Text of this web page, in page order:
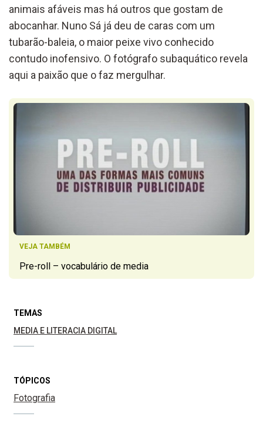
animais afáveis mas há outros que gostam de
abocanhar. Nuno Sá já deu de caras com um
tubarão-baleia, o maior peixe vivo conhecido
contudo inofensivo. O fotógrafo subaquático revela
aqui a paixão que o faz mergulhar.
VEJA TAMBÉM
Pre-roll – vocabulário de media
TEMAS
MEDIA E LITERACIA DIGITAL
TÓPICOS
Fotografia